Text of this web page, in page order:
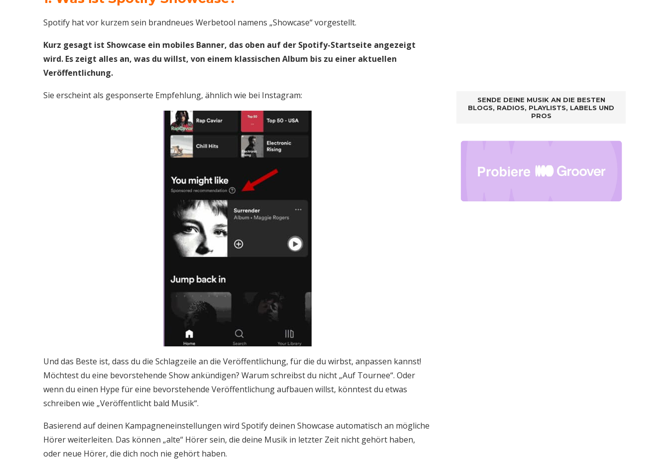
Spotify hat vor kurzem sein brandneues Werbetool namens „Showcase“ vorgestellt.
Kurz gesagt ist Showcase ein mobiles Banner, das oben auf der Spotify-Startseite angezeigt
wird. Es zeigt alles an, was du willst, von einem klassischen Album bis zu einer aktuellen
Veröffentlichung.
Sie erscheint als gesponserte Empfehlung, ähnlich wie bei Instagram:
Und das Beste ist, dass du die Schlagzeile an die Veröffentlichung, für die du wirbst, anpassen kannst!
Möchtest du eine bevorstehende Show ankündigen? Warum schreibst du nicht „Auf Tournee“. Oder
wenn du einen Hype für eine bevorstehende Veröffentlichung aufbauen willst, könntest du etwas
schreiben wie „Veröffentlicht bald Musik“.
Basierend auf deinen Kampagneneinstellungen wird Spotify deinen Showcase automatisch an mögliche
Hörer weiterleiten. Das können „alte“ Hörer sein, die deine Musik in letzter Zeit nicht gehört haben,
oder neue Hörer, die dich noch nie gehört haben.
SENDE DEINE MUSIK AN DIE BESTEN
BLOGS, RADIOS, PLAYLISTS, LABELS UND
PROS